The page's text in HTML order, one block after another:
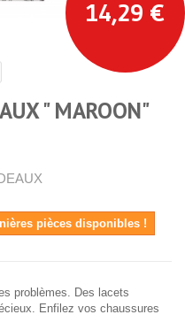
14,29 €
" MAROON"
pièces disponibles !
problèmes. Des lacets
Enfilez vos chaussures